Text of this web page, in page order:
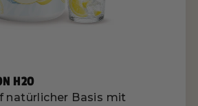
H2O
natürlicher Basis mit